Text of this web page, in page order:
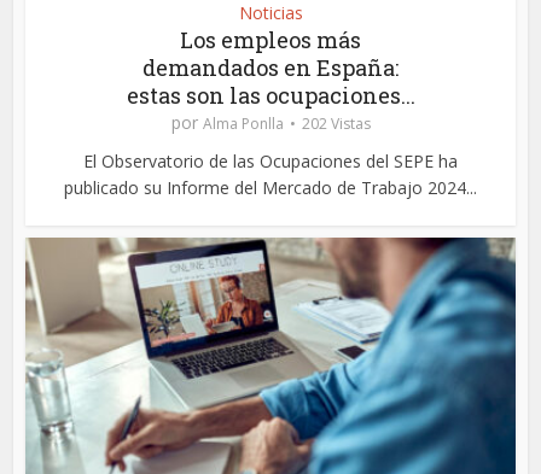
Noticias
Los empleos más
demandados en España:
estas son las ocupaciones...
por Alma Ponlla 202 Vistas
El Observatorio de las Ocupaciones del SEPE ha
publicado su Informe del Mercado de Trabajo 2024...